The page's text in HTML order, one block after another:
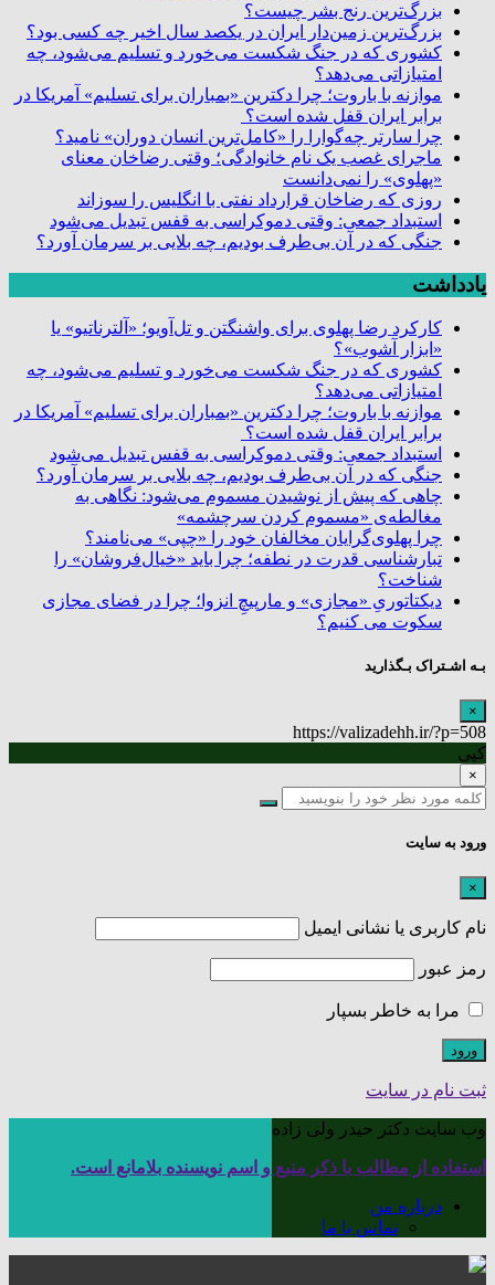
بزرگ‌ترین رنج بشر چیست؟
بزرگ‌ترین زمین‌دار ایران در یکصد سال اخیر چه کسی بود؟
کشوری که در جنگ شکست می‌خورد و تسلیم می‌شود، چه
امتیازاتی می‌دهد؟
موازنه با باروت؛ چرا دکترین «بمباران برای تسلیم» آمریکا در
برابر ایران قفل شده است؟
چرا سارتر چه‌گوارا را «کامل‌ترین انسان دوران» نامید؟
ماجرای غصب یک نام خانوادگی؛ وقتی رضاخان معنای
«پهلوی» را نمی‌دانست
روزی که رضاخان قرارداد نفتی با انگلیس را سوزاند
استبداد جمعی: وقتی دموکراسی به قفس تبدیل می‌شود
جنگی که در آن بی‌طرف بودیم، چه بلایی بر سرمان آورد؟
یادداشت
کارکرد رضا پهلوی برای واشنگتن و تل‌آویو؛ «آلترناتیو» یا
«ابزار آشوب»؟
کشوری که در جنگ شکست می‌خورد و تسلیم می‌شود، چه
امتیازاتی می‌دهد؟
موازنه با باروت؛ چرا دکترین «بمباران برای تسلیم» آمریکا در
برابر ایران قفل شده است؟
استبداد جمعی: وقتی دموکراسی به قفس تبدیل می‌شود
جنگی که در آن بی‌طرف بودیم، چه بلایی بر سرمان آورد؟
چاهی که پیش از نوشیدن مسموم می‌شود: نگاهی به
مغالطه‌ی «مسموم کردن سرچشمه»
چرا پهلوی‌گرایان مخالفان خود را «چپی» می‌نامند؟
تبارشناسی قدرت در نطفه؛ چرا باید «خیال‌فروشان» را
شناخت؟
دیکتاتوریِ «مجازی» و مارپیچِ انزوا؛ چرا در فضای مجازی
سکوت می کنیم؟
بـه اشـتراک بـگذارید
×
https://valizadehh.ir/?p=508
کپی
×
ورود به سایت
×
نام کاربری یا نشانی ایمیل
رمز عبور
مرا به خاطر بسپار
ثبت نام در سایت
وب سایت دکتر حیدر ولی زاده
استفاده از مطالب با ذکر منبع و اسم نویسنده بلامانع است.
درباره من
تماس با ما